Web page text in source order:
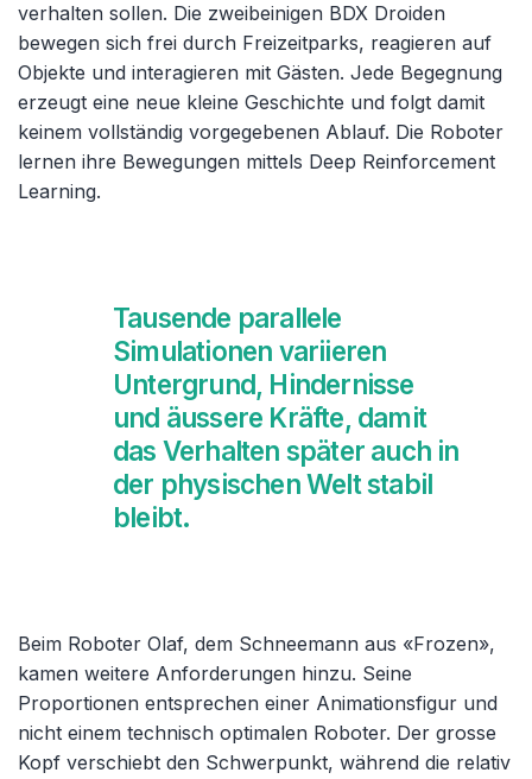
verhalten sollen. Die zweibeinigen BDX Droiden
bewegen sich frei durch Freizeitparks, reagieren auf
Objekte und interagieren mit Gästen. Jede Begegnung
erzeugt eine neue kleine Geschichte und folgt damit
keinem vollständig vorgegebenen Ablauf. Die Roboter
lernen ihre Bewegungen mittels Deep Reinforcement
Learning.
Tausende parallele
Simulationen variieren
Untergrund, Hindernisse
und äussere Kräfte, damit
das Verhalten später auch in
der physischen Welt stabil
bleibt.
Beim Roboter Olaf, dem Schneemann aus «Frozen»,
kamen weitere Anforderungen hinzu. Seine
Proportionen entsprechen einer Animationsfigur und
nicht einem technisch optimalen Roboter. Der grosse
Kopf verschiebt den Schwerpunkt, während die relativ